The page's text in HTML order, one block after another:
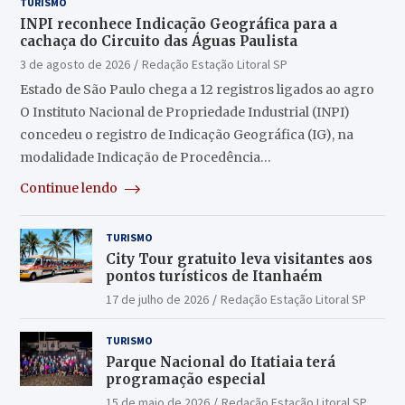
INPI reconhece Indicação Geográfica para a
cachaça do Circuito das Águas Paulista
3 de agosto de 2026
Redação Estação Litoral SP
Estado de São Paulo chega a 12 registros ligados ao agro
O Instituto Nacional de Propriedade Industrial (INPI)
concedeu o registro de Indicação Geográfica (IG), na
modalidade Indicação de Procedência…
Continue lendo
TURISMO
City Tour gratuito leva visitantes aos
pontos turísticos de Itanhaém
17 de julho de 2026 Redação Estação Litoral SP
TURISMO
Parque Nacional do Itatiaia terá
programação especial